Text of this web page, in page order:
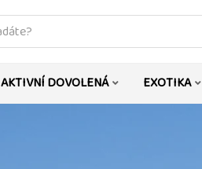
AKTIVNÍ DOVOLENÁ EXOTIKA